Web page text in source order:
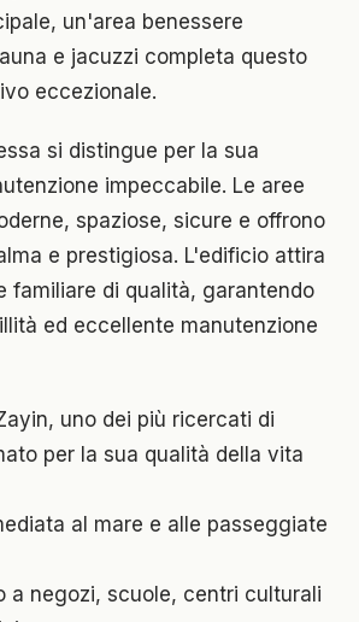
un'area benessere
e jacuzzi completa questo
eccezionale.
si distingue per la sua
impeccabile. Le aree
spaziose, sicure e offrono
e prestigiosa. L'edificio attira
familiare di qualità, garantendo
ed eccellente manutenzione
uno dei più ricercati di
per la sua qualità della vita
al mare e alle passeggiate
a negozi, scuole, centri culturali